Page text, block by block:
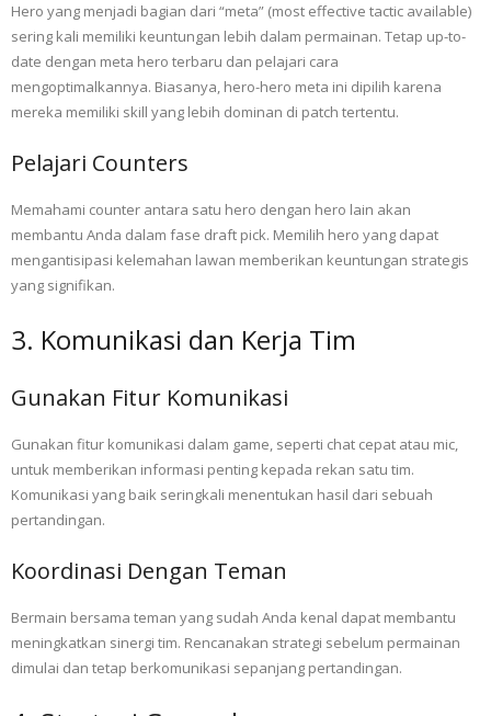
Hero yang menjadi bagian dari “meta” (most effective tactic available)
sering kali memiliki keuntungan lebih dalam permainan. Tetap up-to-
date dengan meta hero terbaru dan pelajari cara
mengoptimalkannya. Biasanya, hero-hero meta ini dipilih karena
mereka memiliki skill yang lebih dominan di patch tertentu.
Pelajari Counters
Memahami counter antara satu hero dengan hero lain akan
membantu Anda dalam fase draft pick. Memilih hero yang dapat
mengantisipasi kelemahan lawan memberikan keuntungan strategis
yang signifikan.
3. Komunikasi dan Kerja Tim
Gunakan Fitur Komunikasi
Gunakan fitur komunikasi dalam game, seperti chat cepat atau mic,
untuk memberikan informasi penting kepada rekan satu tim.
Komunikasi yang baik seringkali menentukan hasil dari sebuah
pertandingan.
Koordinasi Dengan Teman
Bermain bersama teman yang sudah Anda kenal dapat membantu
meningkatkan sinergi tim. Rencanakan strategi sebelum permainan
dimulai dan tetap berkomunikasi sepanjang pertandingan.